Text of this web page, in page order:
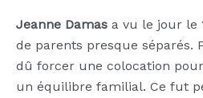
Jeanne Damas a vu le jour le
de parents presque séparés.
dû forcer une colocation
un équilibre familial. Ce fut